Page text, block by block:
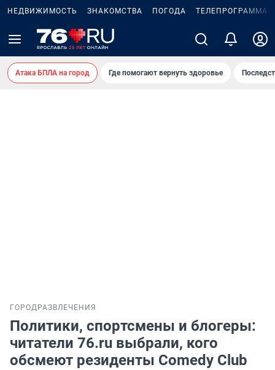
НЕДВИЖИМОСТЬ ЗНАКОМСТВА ПОГОДА ТЕЛЕПРОГРАММА
Атака БПЛА на город Где помогают вернуть здоровье
ГОРОД РАЗВЛЕЧЕНИЯ
Политики, спортсмены и блогеры:
читатели 76.ru выбрали, кого
обсмеют резиденты Comedy Club